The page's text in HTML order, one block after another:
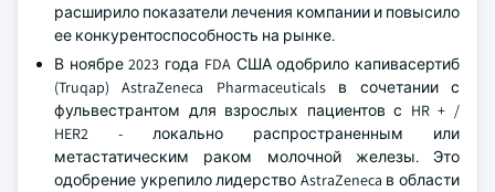
расширило показатели лечения компании и повысило
ее конкурентоспособность на рынке.
В ноябре 2023 года FDA США одобрило капивасертиб
(Truqap) AstraZeneca Pharmaceuticals в сочетании с
фульвестрантом для взрослых пациентов с HR + /
HER2 - локально распространенным или
метастатическим раком молочной железы. Это
одобрение укрепило лидерство AstraZeneca в области